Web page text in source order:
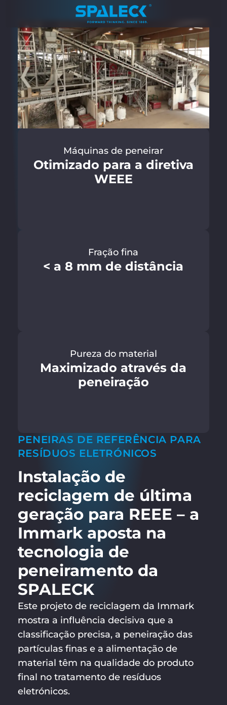
PENEIRAS DE REFERÊNCIA PARA
RESÍDUOS ELETRÓNICOS
Instalação de
reciclagem de última
geração para REEE – a
Immark aposta na
tecnologia de
peneiramento da
SPALECK
Este projeto de reciclagem da Immark
mostra a influência decisiva que a
classificação precisa, a peneiração das
partículas finas e a alimentação de
material têm na qualidade do produto
final no tratamento de resíduos
eletrónicos.
Máquinas de peneirar
Otimizado para a diretiva
WEEE
Fração fina
< a 8 mm de distância
Pureza do material
Maximizado através da
peneiração